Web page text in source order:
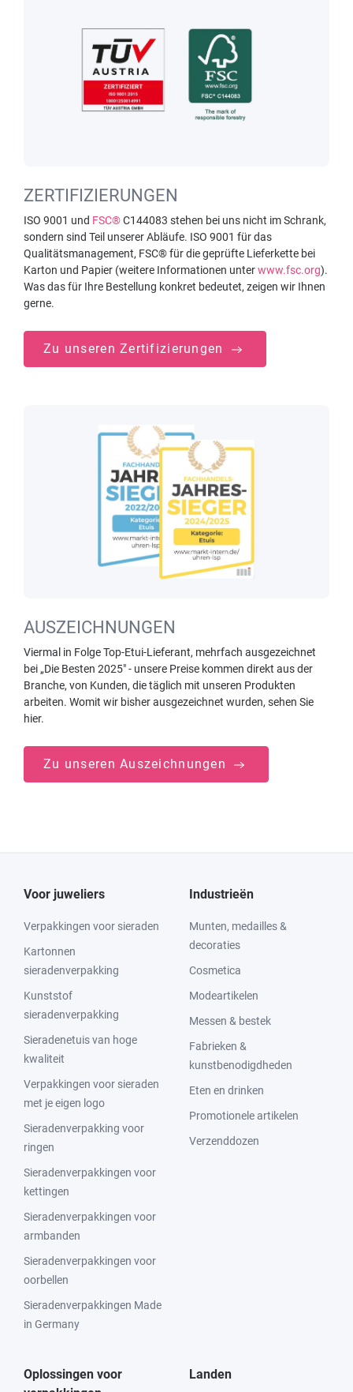
ZERTIFIZIERUNGEN
ISO 9001 und FSC®C144083 stehen bei uns nicht im Schrank,
sondern sind Teil unserer Abläufe. ISO 9001 für das
Qualitätsmanagement, FSC® für die geprüfte Lieferkette bei
Karton und Papier (weitere Informationen unterwww.fsc.org).
Was das für Ihre Bestellung konkret bedeutet, zeigen wir Ihnen
gerne.
Zu unseren Zertifizierungen
AUSZEICHNUNGEN
Viermal in Folge Top-Etui-Lieferant, mehrfach ausgezeichnet
bei „Die Besten 2025" - unsere Preise kommen direkt aus der
Branche, von Kunden, die täglich mit unseren Produkten
arbeiten. Womit wir bisher ausgezeichnet wurden, sehen Sie
hier.
Zu unseren Auszeichnungen
Voor juweliers
Verpakkingen voor sieraden
Kartonnen
sieradenverpakking
Kunststof
sieradenverpakking
Sieradenetuis van hoge
kwaliteit
Verpakkingen voor sieraden
met je eigen logo
Sieradenverpakking voor
ringen
Sieradenverpakkingen voor
kettingen
Sieradenverpakkingen voor
armbanden
Sieradenverpakkingen voor
oorbellen
Sieradenverpakkingen Made
in Germany
Industrieën
Munten, medailles &
decoraties
Cosmetica
Modeartikelen
Messen & bestek
Fabrieken &
kunstbenodigdheden
Eten en drinken
Promotionele artikelen
Verzenddozen
Oplossingen voor
Landen